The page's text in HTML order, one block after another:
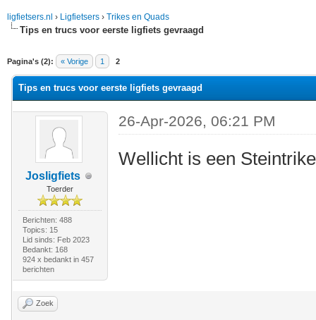
ligfietsers.nl › Ligfietsers › Trikes en Quads
Tips en trucs voor eerste ligfiets gevraagd
Pagina's (2): « Vorige 1 2
waardering is 0
Tips en trucs voor eerste ligfiets gevraagd
Josligfiets
Toerder
Berichten: 488
Topics: 15
Lid sinds: Feb 2023
Bedankt: 168
924 x bedankt in 457
berichten
26-Apr-2026, 06:21 PM
Wellicht is een
Zoek